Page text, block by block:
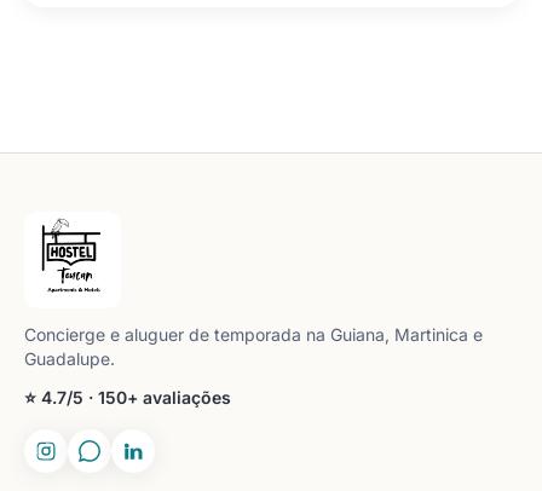
Concierge e aluguer de temporada na Guiana, Martinica e
Guadalupe.
⭐ 4.7/5 · 150+ avaliações